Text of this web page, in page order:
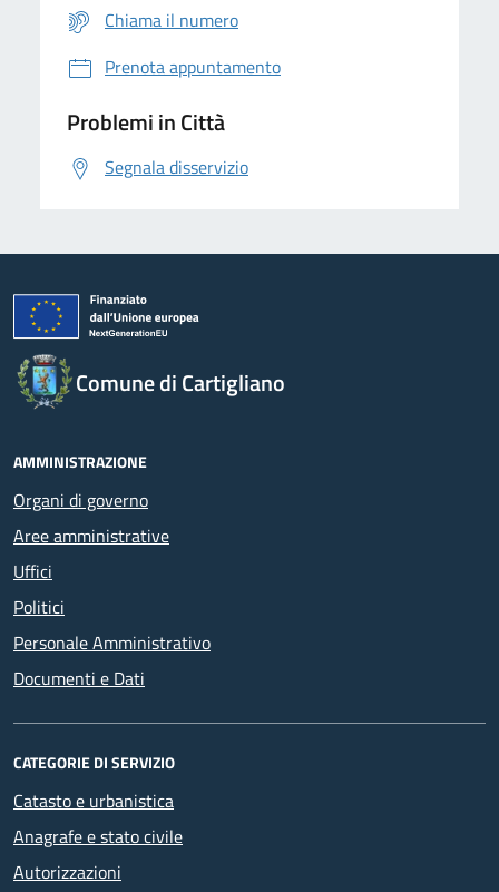
Chiama il numero
Prenota appuntamento
Problemi in Città
Segnala disservizio
Comune di Cartigliano
AMMINISTRAZIONE
Organi di governo
Aree amministrative
Uffici
Politici
Personale Amministrativo
Documenti e Dati
CATEGORIE DI SERVIZIO
Catasto e urbanistica
Anagrafe e stato civile
Autorizzazioni